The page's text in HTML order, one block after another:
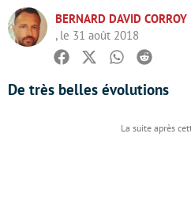
BERNARD DAVID CORROY
, le 31 août 2018
Facebook
TwitterWhatsapp
Reddit
De très belles évolutions